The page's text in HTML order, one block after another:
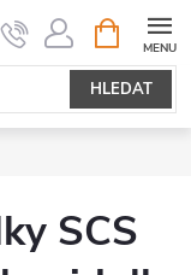
HLEDAT
NÁKUPNÍ
KOŠÍK
SCS